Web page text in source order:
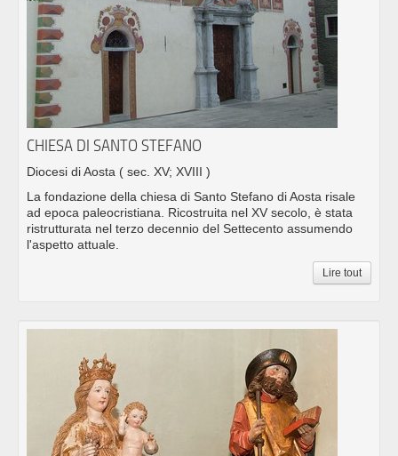
CHIESA DI SANTO STEFANO
Diocesi di Aosta ( sec. XV; XVIII )
La fondazione della chiesa di Santo Stefano di Aosta risale
ad epoca paleocristiana. Ricostruita nel XV secolo, è stata
ristrutturata nel terzo decennio del Settecento assumendo
l'aspetto attuale.
Lire tout